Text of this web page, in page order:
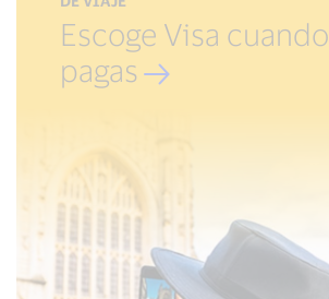
Escoge Visa cuando
pagas